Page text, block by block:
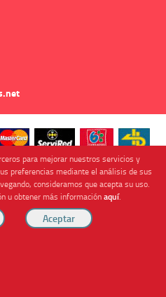
para mejorar nuestros servicios y
preferencias mediante el análisis de sus
consideramos que acepta su uso.
u obtener más informaciónaquí.